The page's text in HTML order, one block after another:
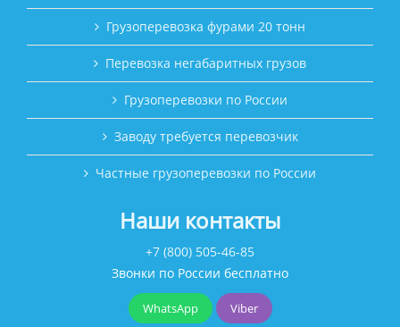
Грузоперевозка фурами 20 тонн
Перевозка негабаритных грузов
Грузоперевозки по России
Заводу требуется перевозчик
Частные грузоперевозки по России
Наши контакты
+7 (800) 505-46-85
Звонки по России бесплатно
WhatsApp Viber